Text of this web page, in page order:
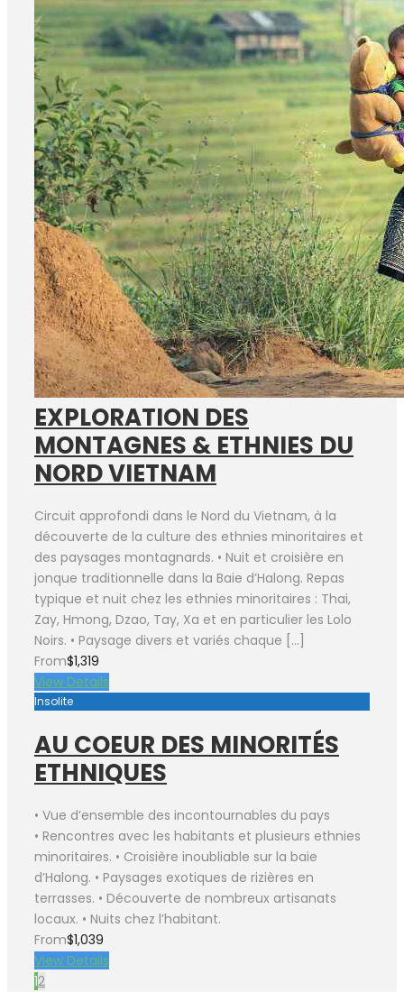
EXPLORATION DES
MONTAGNES & ETHNIES DU
NORD VIETNAM
Circuit approfondi dans le Nord du Vietnam, à la
découverte de la culture des ethnies minoritaires et
des paysages montagnards. • Nuit et croisière en
jonque traditionnelle dans la Baie d’Halong. Repas
typique et nuit chez les ethnies minoritaires : Thai,
Zay, Hmong, Dzao, Tay, Xa et en particulier les Lolo
Noirs. • Paysage divers et variés chaque […]
From$1,319
View Details
Insolite
AU COEUR DES MINORITÉS
ETHNIQUES
• Vue d’ensemble des incontournables du pays
• Rencontres avec les habitants et plusieurs ethnies
minoritaires. • Croisière inoubliable sur la baie
d’Halong. • Paysages exotiques de rizières en
terrasses. • Découverte de nombreux artisanats
locaux. • Nuits chez l’habitant.
From$1,039
View Details
12